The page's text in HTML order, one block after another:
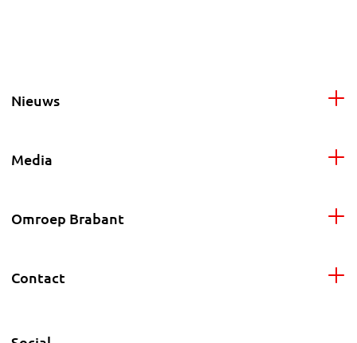
Nieuws
Media
Omroep Brabant
Contact